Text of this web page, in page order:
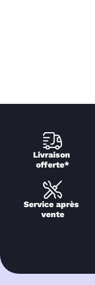
Livraison
offerte*
Service après
vente